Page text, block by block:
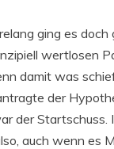
ging es
wertlosen
damit was
der
der
auch wenn es